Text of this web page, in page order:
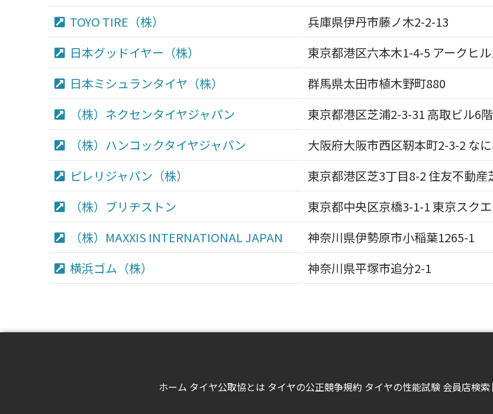
TOYO TIRE（株）
兵庫県伊丹市藤ノ木2-2-13
日本グッドイヤー（株）
東京都港区六本木1-4-5 アークヒ
日本ミシュランタイヤ（株）
群馬県太田市植木野町880
（株）ネクセンタイヤジャパン
東京都港区芝浦2-3-31 高取ビル6階
（株）ハンコックタイヤジャパン
大阪府大阪市西区靭本町2-3-2 な
ピレリジャパン（株）
東京都港区芝3丁目8-2 住友不動
（株）ブリヂストン
東京都中央区京橋3-1-1 東京スク
（株）MAXXIS INTERNATIONAL JAPAN
神奈川県伊勢原市小稲葉1265-1
横浜ゴム（株）
神奈川県平塚市追分2-1
ホーム タイヤ公取協とは タイヤの公正競争規約 タイヤの性能試験 会員店検索